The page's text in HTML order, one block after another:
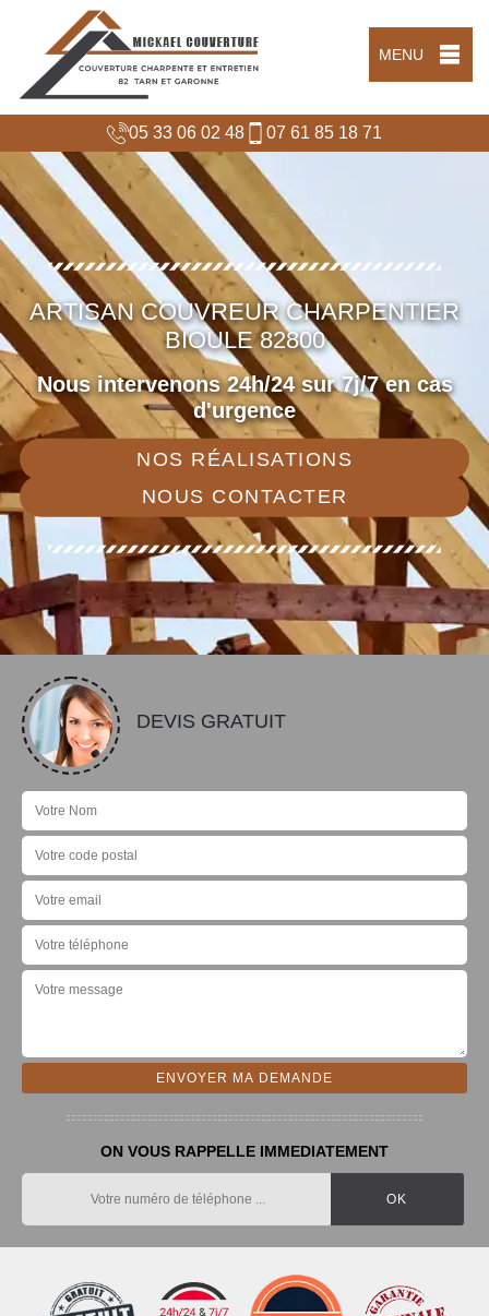
MENU
05 33 06 02 48 07 61 85 18 71
ARTISAN COUVREUR CHARPENTIER
BIOULE 82800
Nous intervenons 24h/24 sur 7j/7 en cas
d'urgence
NOS RÉALISATIONS
NOUS CONTACTER
DEVIS GRATUIT
ON VOUS RAPPELLE IMMEDIATEMENT